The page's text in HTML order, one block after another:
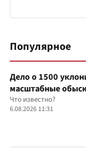
Популярное
Дело о 1500
масштабные
Что известно?
6.08.2026 11:31